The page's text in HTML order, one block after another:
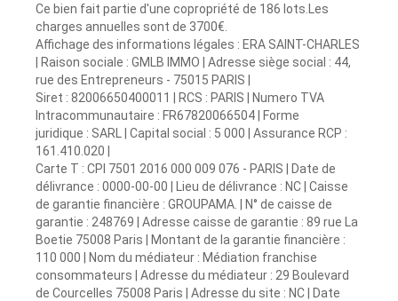
Ce bien fait partie d'une copropriété de 186 lots.Les
charges annuelles sont de 3700€.
Affichage des informations légales : ERA SAINT-CHARLES
| Raison sociale : GMLB IMMO | Adresse siège social : 44,
rue des Entrepreneurs - 75015 PARIS |
Siret : 82006650400011 | RCS : PARIS | Numero TVA
Intracommunautaire : FR67820066504 | Forme
juridique : SARL | Capital social : 5 000 | Assurance RCP :
161.410.020 |
Carte T : CPI 7501 2016 000 009 076 - PARIS | Date de
délivrance : 0000-00-00 | Lieu de délivrance : NC | Caisse
de garantie financière : GROUPAMA. | N° de caisse de
garantie : 248769 | Adresse caisse de garantie : 89 rue La
Boetie 75008 Paris | Montant de la garantie financière :
110 000 | Nom du médiateur : Médiation franchise
consommateurs | Adresse du médiateur : 29 Boulevard
de Courcelles 75008 Paris | Adresse du site : NC | Date